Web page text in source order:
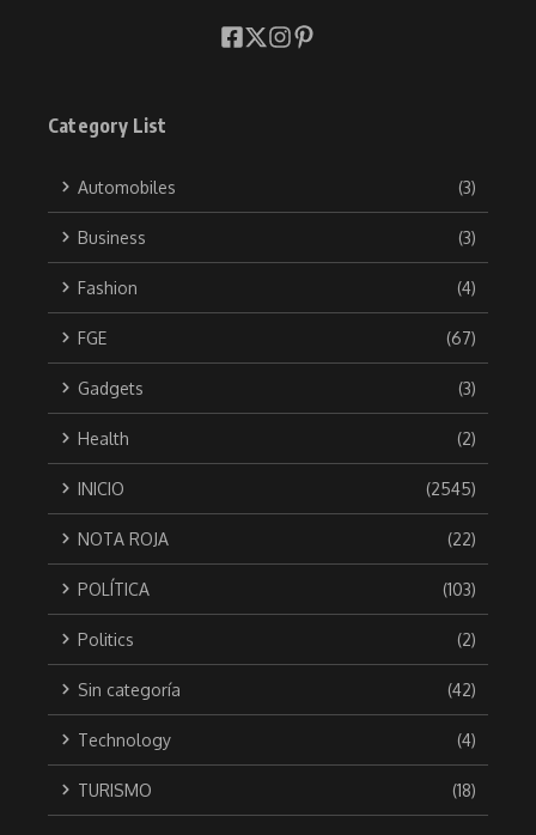
Category List
Automobiles (3)
Business (3)
Fashion (4)
FGE (67)
Gadgets (3)
Health (2)
INICIO (2545)
NOTA ROJA (22)
POLÍTICA (103)
Politics (2)
Sin categoría (42)
Technology (4)
TURISMO (18)